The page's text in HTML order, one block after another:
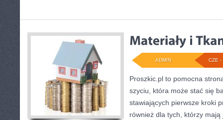
CZE -
ADMIN
Proszkic.pl to pomocna
szyciu, która może stać się
stawiających pierwsze kroki
również dla tych, którzy mają